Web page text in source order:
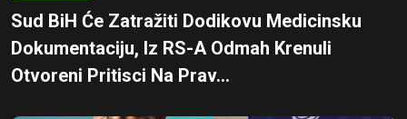
Sud BiH Će Zatražiti Dodikovu Medicinsku
Dokumentaciju, Iz RS-A Odmah Krenuli
Otvoreni Pritisci Na Prav...